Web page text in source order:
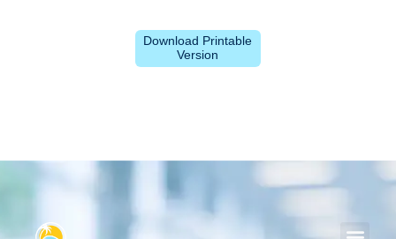
Download Printable
Version